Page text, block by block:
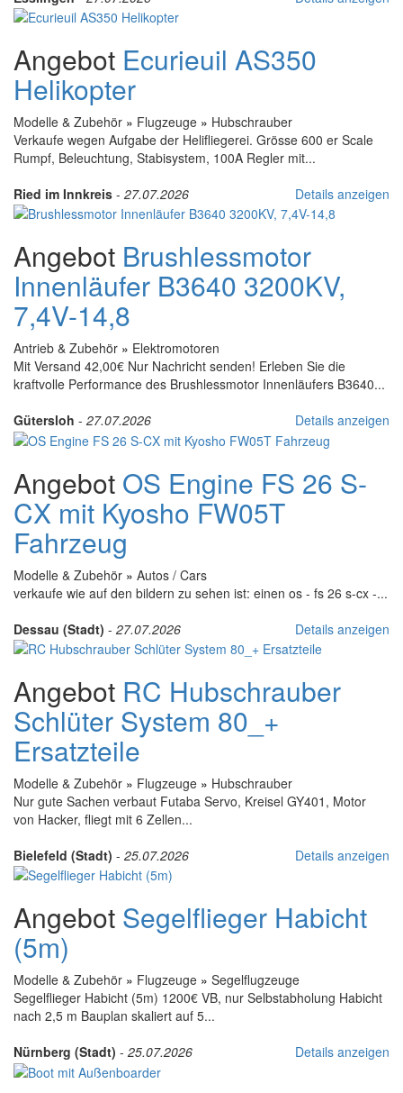
Angebot Ecurieuil AS350
Helikopter
Modelle & Zubehör » Flugzeuge » Hubschrauber
Verkaufe wegen Aufgabe der Helifliegerei. Grösse 600 er Scale
Rumpf, Beleuchtung, Stabisystem, 100A Regler mit...
Ried im Innkreis - 27.07.2026 Details anzeigen
Angebot Brushlessmotor
Innenläufer B3640 3200KV,
7,4V-14,8
Antrieb & Zubehör » Elektromotoren
Mit Versand 42,00€ Nur Nachricht senden! Erleben Sie die
kraftvolle Performance des Brushlessmotor Innenläufers B3640...
Gütersloh - 27.07.2026 Details anzeigen
Angebot OS Engine FS 26 S-
CX mit Kyosho FW05T
Fahrzeug
Modelle & Zubehör » Autos / Cars
verkaufe wie auf den bildern zu sehen ist: einen os - fs 26 s-cx -...
Dessau (Stadt) - 27.07.2026 Details anzeigen
Angebot RC Hubschrauber
Schlüter System 80_+
Ersatzteile
Modelle & Zubehör » Flugzeuge » Hubschrauber
Nur gute Sachen verbaut Futaba Servo, Kreisel GY401, Motor
von Hacker, fliegt mit 6 Zellen...
Bielefeld (Stadt) - 25.07.2026 Details anzeigen
Angebot Segelflieger Habicht
(5m)
Modelle & Zubehör » Flugzeuge » Segelflugzeuge
Segelflieger Habicht (5m) 1200€ VB, nur Selbstabholung Habicht
nach 2,5 m Bauplan skaliert auf 5...
Nürnberg (Stadt) - 25.07.2026 Details anzeigen